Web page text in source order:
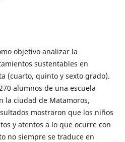
objetivo analizar la
sustentables en
(cuarto, quinto y sexto grado).
alumnos de una escuela
la ciudad de Matamoros,
mostraron que los niños
y atentos a lo que ocurre con
no siempre se traduce en